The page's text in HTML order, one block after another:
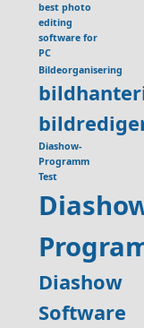
best photo
editing
software for
PC
Bildeorganisering
Diashow-
Programm
Test
Diashow
Software